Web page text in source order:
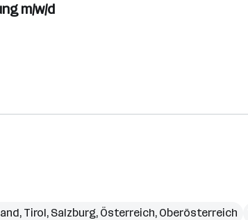
m/w/d
, Tirol, Salzburg, Österreich, Oberösterreich